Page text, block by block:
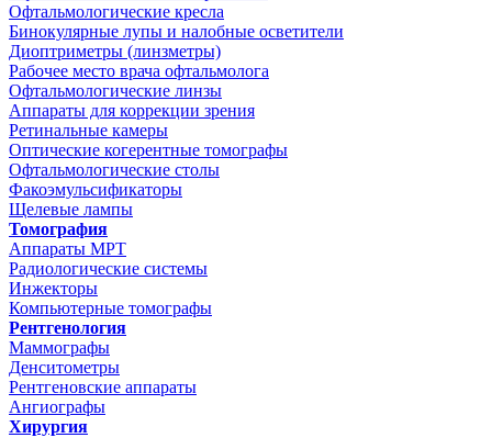
Офтальмологические кресла
Бинокулярные лупы и налобные осветители
Диоптриметры (линзметры)
Рабочее место врача офтальмолога
Офтальмологические линзы
Аппараты для коррекции зрения
Ретинальные камеры
Оптические когерентные томографы
Офтальмологические столы
Факоэмульсификаторы
Щелевые лампы
Томография
Аппараты МРТ
Радиологические системы
Инжекторы
Компьютерные томографы
Рентгенология
Маммографы
Денситометры
Рентгеновские аппараты
Ангиографы
Хирургия